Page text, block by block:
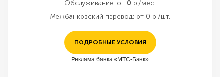
Обслуживание: от 0 р./мес.
Межбанковский перевод: от 0 р./шт.
ПОДРОБНЫЕ УСЛОВИЯ
Реклама банка «МТС-Банк»